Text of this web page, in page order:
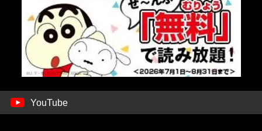
YouTube